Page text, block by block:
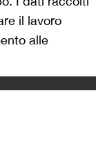
il lavoro
alle